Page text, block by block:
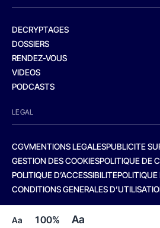
Aa 100% Aa
DECRYPTAGES
DOSSIERS
RENDEZ-VOUS
VIDEOS
PODCASTS
LEGAL
CGVMENTIONS LEGALESPUBLICITE
GESTION DES COOKIESPOLITIQUE DE
POLITIQUE D’ACCESSIBILITEPOLITIQUE
CONDITIONS GENERALES